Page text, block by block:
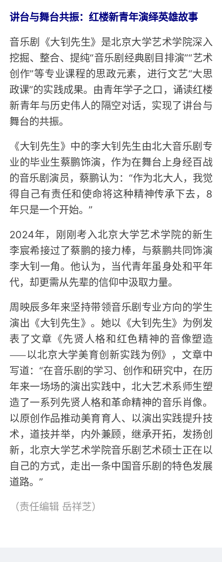
讲台与舞台共振：红楼新青年演绎英雄故事
音乐剧《大钊先生》是北京大学艺术学院深入
挖掘、整合、提纯“音乐剧经典剧目排演”“艺术
创作”等专业课程的思政元素，进行文艺“大思
政课”的实践成果。由青年学子之口，诵读红楼
新青年与历史伟人的隔空对话，实现了讲台与
舞台的共振。
《大钊先生》中的李大钊先生由北大音乐剧专
业的毕业生蔡鹏饰演，作为在舞台上身经百战
的音乐剧演员，蔡鹏认为：“作为北大人，我觉
得自己有责任和使命将这种精神传承下去，8
年只是一个开始。”
2024年，刚刚考入北京大学艺术学院的新生
李宸希接过了蔡鹏的接力棒，与蔡鹏共同饰演
李大钊一角。他认为，当代青年虽身处和平年
代，却更需从先辈的信仰中汲取力量。
周映辰多年来坚持带领音乐剧专业方向的学生
演出《大钊先生》。她以《大钊先生》为例发
表了文章《先贤人格和红色精神的音像塑造
——以北京大学美育创新实践为例》，文章中
写道：“在音乐剧的学习、创作和研究中，在历
年来一场场的演出实践中，北大艺术系师生塑
造了一系列先贤人格和革命精神的音乐肖像。
以原创作品推动美育育人、以演出实践提升技
术，道技并举，内外兼顾，继承开拓，发扬创
新，北京大学艺术学院音乐剧艺术硕士正在以
自己的方式，走出一条中国音乐剧的特色发展
道路。”
（责任编辑 岳祥芝）